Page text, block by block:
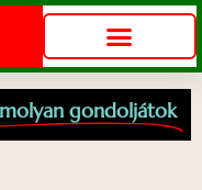
gondoljátok